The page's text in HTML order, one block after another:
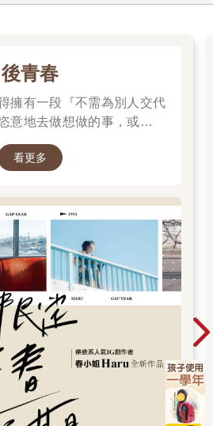
猶豫不決的藉口罷了。
虐待等等⋯⋯這些都會被當成愛情或
影響。只不過，不是每個有相同經歷
在人際關係上觸礁。戀愛或婚姻之所
際關係建立得不夠好，而非過去所經
關係發展不順利，那麼為了改善關
問題就絕對無法解決。
因為想在戀愛或婚姻進展不順利的時
自己身上，「錯不在我」。如果自己
愛或婚姻不如預期美好，仍可認為自
須擺脫跟過去追究問題緣由的想法。
？
現在的生活中找出戀愛或婚姻不順遂
機會」正是這樣的例子。
，也沒有機會遇見對象，因為工作場
全沒有機會認識對象」就成了自己戀
作場所裡也許真的找不到能談戀愛或
後青春
擁有一段『不需為別人交代
意地去做想做的事，或是什
看更多